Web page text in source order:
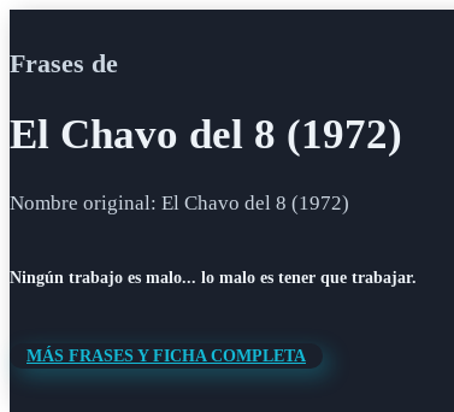
Frases de
El Chavo del 8 (1972)
Nombre original: El Chavo del 8 (1972)
Ningún trabajo es malo... lo malo es tener que trabajar.
MÁS FRASES Y FICHA COMPLETA